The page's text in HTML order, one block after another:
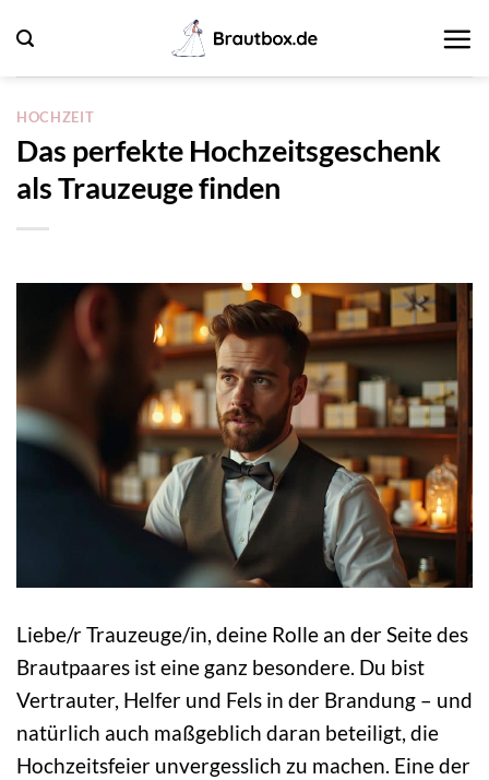
Inhalt
springen
HOCHZEIT
Das perfekte Hochzeitsgeschenk
als Trauzeuge finden
Liebe/r Trauzeuge/in, deine Rolle an der Seite des
Brautpaares ist eine ganz besondere. Du bist
Vertrauter, Helfer und Fels in der Brandung – und
natürlich auch maßgeblich daran beteiligt, die
Hochzeitsfeier unvergesslich zu machen. Eine der